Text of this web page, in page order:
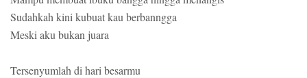
Sudahkah kini kubuat kau berbanngga
Meski aku bukan juara
Tersenyumlah di hari besarmu